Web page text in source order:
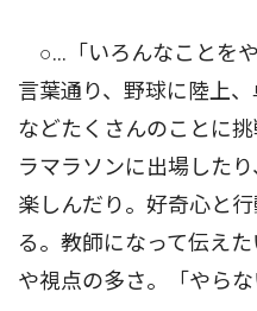
○…「いろんなことを
言葉通り、野球に陸上
などたくさんのことに
ラマラソンに出場した
楽しんだり。好奇心と
る。教師になって伝え
や視点の多さ。「やら